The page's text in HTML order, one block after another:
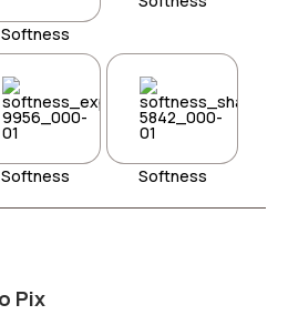
Softness
Softness Softness